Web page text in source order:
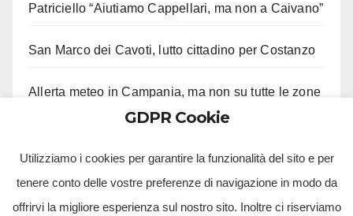
Patriciello “Aiutiamo Cappellari, ma non a Caivano”
San Marco dei Cavoti, lutto cittadino per Costanzo
Allerta meteo in Campania, ma non su tutte le zone
GDPR Cookie
Utilizziamo i cookies per garantire la funzionalità del sito e per
tenere conto delle vostre preferenze di navigazione in modo da
offrirvi la migliore esperienza sul nostro sito. Inoltre ci riserviamo